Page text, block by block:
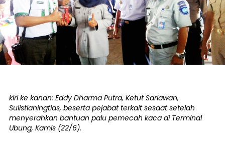
kiri ke kanan: Eddy Dharma Putra, Ketut Sariawan,
Sulistianingtias, beserta pejabat terkait sesaat setelah
menyerahkan bantuan palu pemecah kaca di Terminal
Ubung, Kamis (22/6).